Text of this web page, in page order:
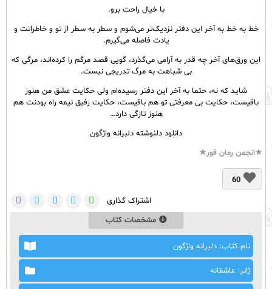
با خیال راحت برو.
خط به خط به آخر این دفتر نزدیک‌تر می‌شوم و سطر به سطر از تو و خاطراتت و
یادت فاصله می‌گیرم.
این ورق‌های آخر چه قدر به آرامی می‌گذرد، گویی قصد مرگم را کرده‌اند، مرگی که
بی شباهت به مرگ تدریجی نیست.
شاید که نه، حتما به آخر این دفتر رسیده‌ام ولی حکایت عشق من هنوز
باقیست، حکایت بی معرفتی تو هم باقیست، حکایت رفیق نیمه راه بودنت هم
هنوز تازگی دارد…
دانلود دلنوشته دلبرانه واژگون
★انجمن رمان فور★
60
اشتراک گذاری
مشخصات کتاب
نام کتاب: دلبرانه واژگون
ژانر: عاشقانه